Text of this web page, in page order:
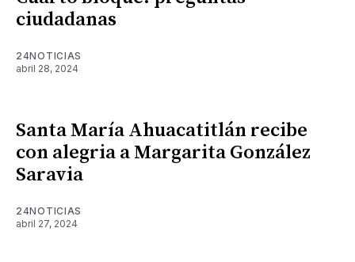
ciudadanas
24NOTICIAS
abril 28, 2024
Santa María Ahuacatitlán recibe
con alegria a Margarita González
Saravia
24NOTICIAS
abril 27, 2024